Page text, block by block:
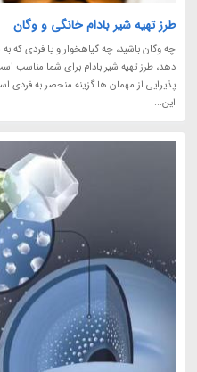
طرز تهیه شیر بادام خانگی و وگان
چه وگان باشید، چه گیاهخوار و یا فردی که
دهد، طرز تهیه شیر بادام برای شما مناسب
پذیرایی از مهمان ها گزینه منحصر به فردی
این...